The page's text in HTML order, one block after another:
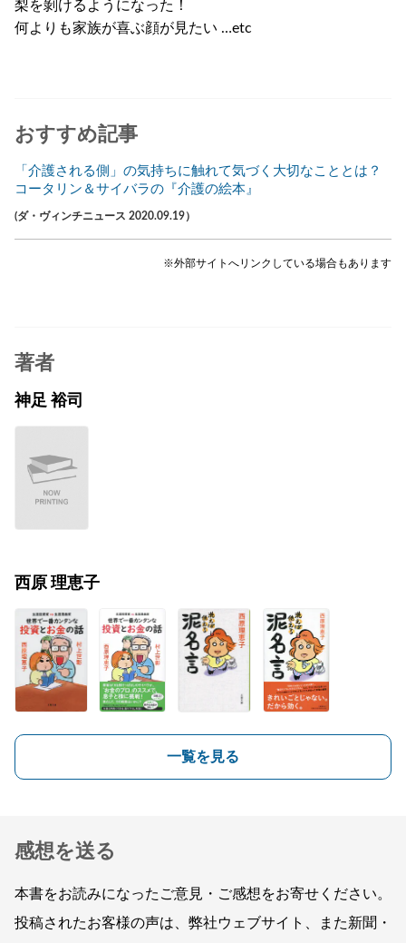
梨を剝けるようになった！
何よりも家族が喜ぶ顔が見たい …etc
おすすめ記事
「介護される側」の気持ちに触れて気づく大切なこととは？
コータリン＆サイバラの『介護の絵本』
(ダ・ヴィンチニュース 2020.09.19）
※外部サイトへリンクしている場合もあります
著者
神足 裕司
西原 理恵子
一覧を見る
感想を送る
本書をお読みになったご意見・ご感想をお寄せください。
投稿されたお客様の声は、弊社ウェブサイト、また新聞・